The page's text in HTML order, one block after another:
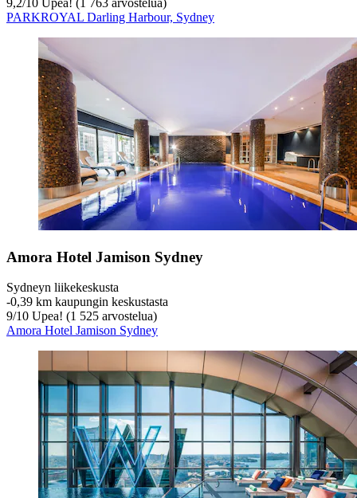
PARKROYAL Darling Harbour, Sydney
Amora Hotel Jamison Sydney
Sydneyn liikekeskusta
‐0,39 km kaupungin keskustasta
9/10 Upea! (1 525 arvostelua)
Amora Hotel Jamison Sydney